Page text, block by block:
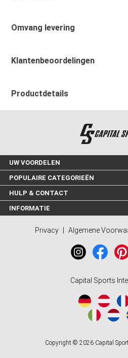
Omvang levering
Klantenbeoordelingen
Productdetails
UW VOORDELEN
POPULAIRE CATEGORIEËN
HULP & CONTACT
INFORMATIE
Privacy Algemene
Capital Sports
Copyright © 2026 Capital